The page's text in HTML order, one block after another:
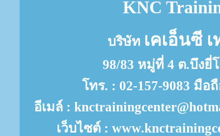
KNC
บริษัท เคเอ็นซี
98/83 หมู่ที่ 4 ต.บึงยี่
โทร. : 02-157-9083 มือ
อีเมล์ :
เว็บไซต์ :